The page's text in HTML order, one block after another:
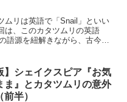
ムリは英語で「Snail」といい
は、このカタツムリの英語
語源を紐解きながら、古今東
の語源について📖「Snail」の語
】シェイクスピア『お気
ま』とカタツムリの意外
半）